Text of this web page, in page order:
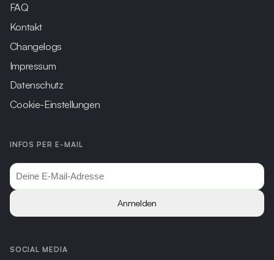
FAQ
Kontakt
Changelogs
Impressum
Datenschutz
Cookie-Einstellungen
INFOS PER E-MAIL
Anmelden
SOCIAL MEDIA